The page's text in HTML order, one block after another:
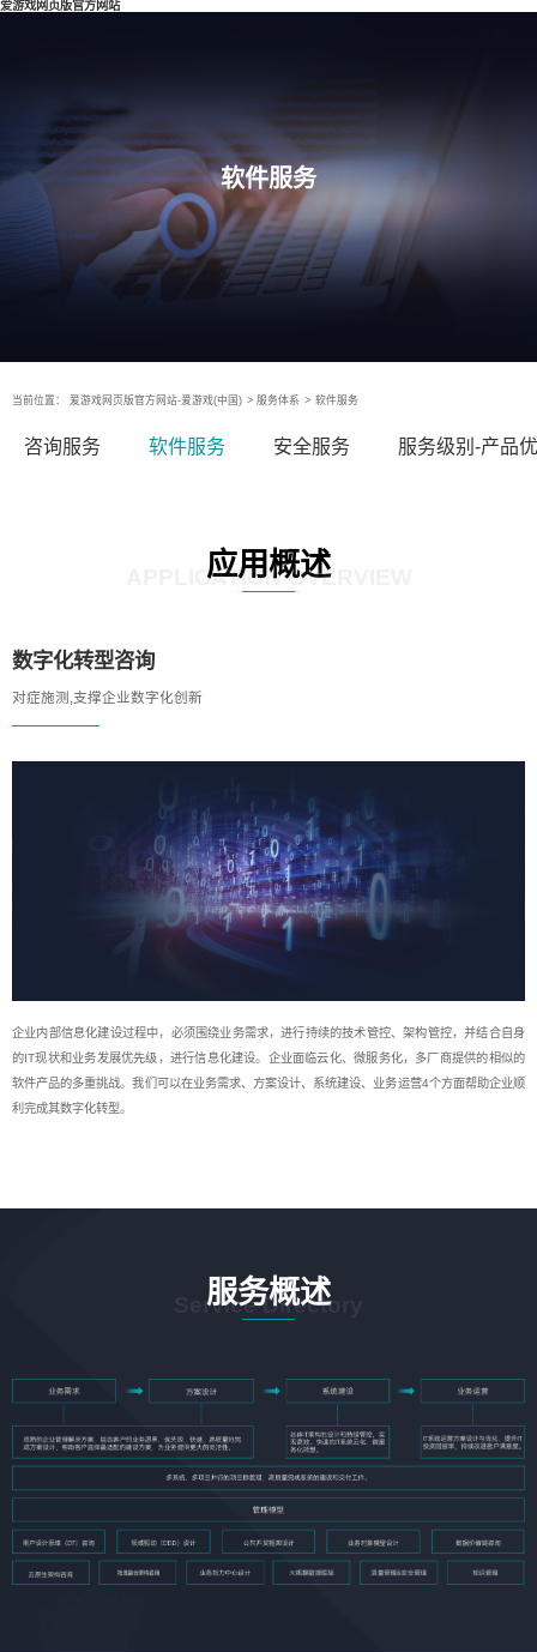
爱游戏网页版官方网站
软件服务
当前位置： 爱游戏网页版官方网站-爱游戏(中国) > 服务体系 > 软件服务
咨询服务 软件服务 安全服务 服务级别-产品
应用概述
APPLICATION OVERVIEW
数字化转型咨询
对症施测,支撑企业数字化创新
企业内部信息化建设过程中，必须围绕业务需求，进行持续的技术管控、架构管控，并结合自身
的IT现状和业务发展优先级，进行信息化建设。企业面临云化、微服务化，多厂商提供的相似的
软件产品的多重挑战。我们可以在业务需求、方案设计、系统建设、业务运营4个方面帮助企业顺
利完成其数字化转型。
服务概述
Service Directory